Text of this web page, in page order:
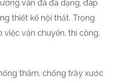
vân đá đa dạng, đáp
thiết kế nội thất. Trọng
việc vận chuyển, thi công,
thấm, chống trầy xước